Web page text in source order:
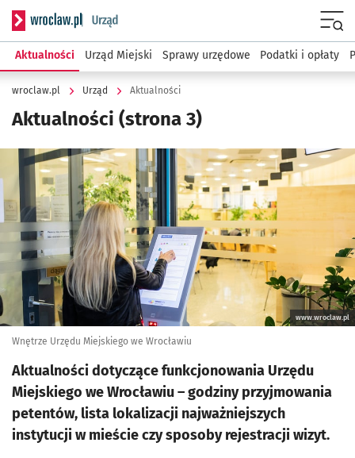
Serwis informacyjny wroclaw.pl podserwis: Urząd
Aktualności Urząd Miejski Sprawy urzędowe Podatki i opłaty
wroclaw.pl Urząd Aktualności
Aktualności (strona 3)
Kliknij, aby powiększyć
www.wroclaw.pl
Wnętrze Urzędu Miejskiego we Wrocławiu
Aktualności dotyczące funkcjonowania Urzędu
Miejskiego we Wrocławiu – godziny przyjmowania
petentów, lista lokalizacji najważniejszych
instytucji w mieście czy sposoby rejestracji wizyt.